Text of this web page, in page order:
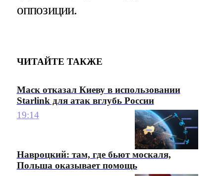
оппозиции.
ЧИТАЙТЕ ТАКЖЕ
Маск отказал Киеву в использовании
Starlink для атак вглубь России
19:14
Навроцкий: там, где бьют москаля,
Польша оказывает помощь